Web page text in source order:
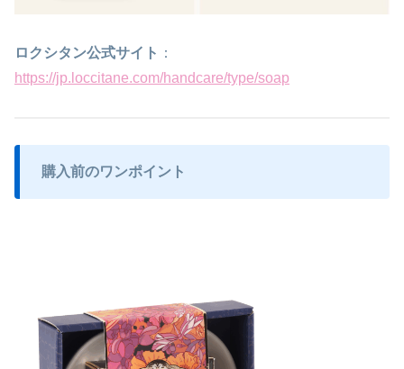
ロクシタン公式サイト ：
https://jp.loccitane.com/handcare/type/soap
購入前のワンポイント